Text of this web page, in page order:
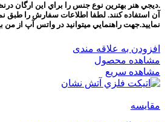
.ديجي هنر بهترين نوع جنس را براي اين ارگان
آن استفاده کنند. لطفا اطلاعات سفارش را طبق
نماييد.جهت راهنمايي ميتوانيد در واتس آپ از من
افزودن به علاقه مندی
مشاهده محصول
مشاهده سریع
مقایسه